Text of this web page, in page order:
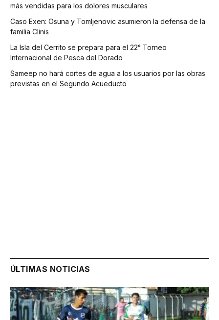
más vendidas para los dolores musculares
Caso Exen: Osuna y Tomljenovic asumieron la defensa de la
familia Clinis
La Isla del Cerrito se prepara para el 22° Torneo
Internacional de Pesca del Dorado
Sameep no hará cortes de agua a los usuarios por las obras
previstas en el Segundo Acueducto
ÚLTIMAS NOTICIAS